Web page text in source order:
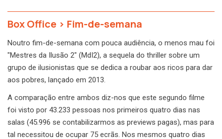
Box Office > Fim-de-semana
Noutro fim-de-semana com pouca audiência, o menos mau foi
"Mestres da Ilusão 2" (MdI2), a sequela do thriller sobre um
grupo de ilusionistas que se dedica a roubar aos ricos para dar
aos pobres, lançado em 2013.
A comparação entre ambos diz-nos que este segundo filme
foi visto por 43.233 pessoas nos primeiros quatro dias nas
salas (45.996 se contabilizarmos as previews pagas), mas para
tal necessitou de ocupar 75 ecrãs. Nos mesmos quatro dias